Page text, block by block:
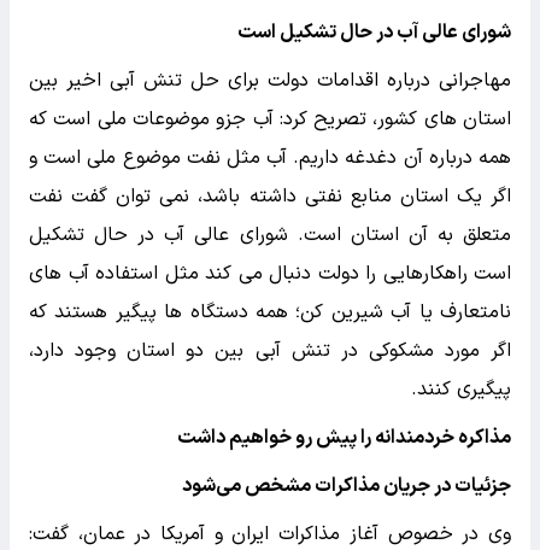
شورای عالی آب در حال تشکیل است
مهاجرانی درباره اقدامات دولت برای حل تنش آبی اخیر بین
استان های کشور، تصریح کرد: آب جزو موضوعات ملی است که
همه درباره آن دغدغه داریم. آب مثل نفت موضوع ملی است و
اگر یک استان منابع نفتی داشته باشد، نمی توان گفت نفت
متعلق به آن استان است. شورای عالی آب در حال تشکیل
است راهکارهایی را دولت دنبال می کند مثل استفاده آب های
نامتعارف یا آب شیرین کن؛ همه دستگاه ها پیگیر هستند که
اگر مورد مشکوکی در تنش آبی بین دو استان وجود دارد،
پیگیری کنند.
مذاکره خردمندانه را پیش رو خواهیم داشت
جزئیات در جریان مذاکرات مشخص می‌شود
وی در خصوص آغاز مذاکرات ایران و آمریکا در عمان، گفت: